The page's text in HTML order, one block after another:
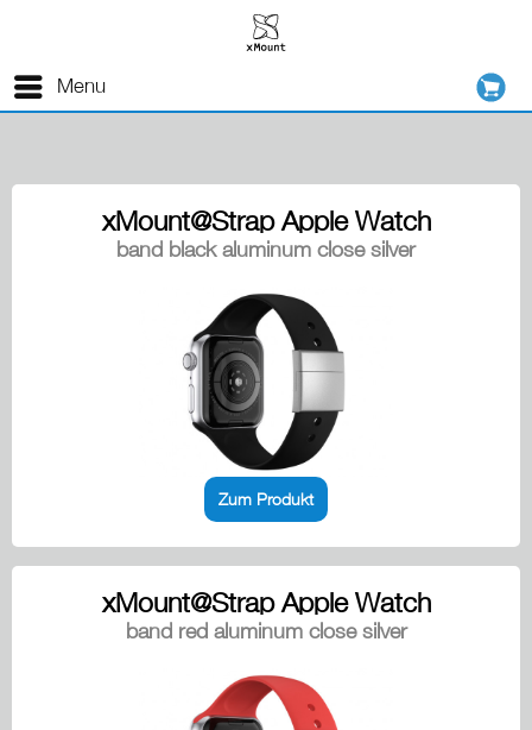
Menu
xMount@Strap Apple Watch
band black aluminum close silver
Zum Produkt
xMount@Strap Apple Watch
band red aluminum close silver